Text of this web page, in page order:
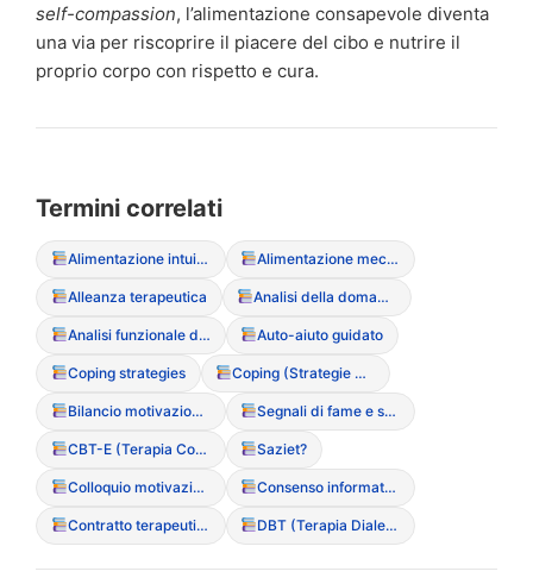
self-compassion, l’alimentazione consapevole diventa
una via per riscoprire il piacere del cibo e nutrire il
proprio corpo con rispetto e cura.
Termini correlati
Alimentazione intuitiva (Intuitive Eating) Alimentazione meccanica
Alleanza terapeutica Analisi della domanda
Analisi funzionale del sintomo Auto-aiuto guidato
Coping strategies Coping (Strategie di adattamento)
Bilancio motivazionale Segnali di fame e saziet?
CBT-E (Terapia Cognitivo Comportamentale Migliorata) Saziet?
Colloquio motivazionale Consenso informato (particolarit? nei minori)
Contratto terapeutico DBT (Terapia Dialettico Comportamentale)